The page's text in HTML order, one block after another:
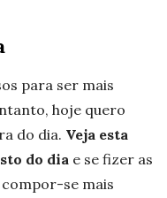
para ser mais
hoje quero
do dia. Veja esta
do dia e se fizer as
se mais